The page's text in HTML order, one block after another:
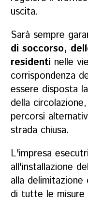
uscita.
Sarà sempre
di soccorso,
residenti nelle
corrispondenza
essere disposta
della
percorsi
strada chiusa.
L'impresa
all'installazione
alla
di tutte le misure